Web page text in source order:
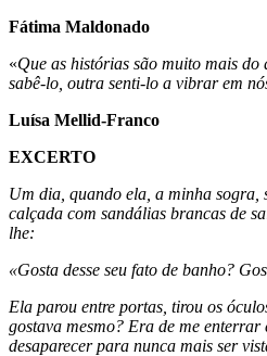
Fátima Maldonado
«Que as histórias são muito mais
sabê-lo, outra senti-lo a vibrar em
Luísa Mellid-Franco
EXCERTO
Um dia, quando ela, a minha sogra,
calçada com sandálias brancas de
lhe:
«Gosta desse seu fato de banho?
Ela parou entre portas, tirou os
gostava mesmo? Era de me enterrar
desaparecer para nunca mais ser